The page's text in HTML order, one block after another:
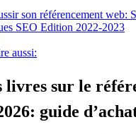
son référencement web:
SEO Edition 2022-2023
aussi:
sur le
guide